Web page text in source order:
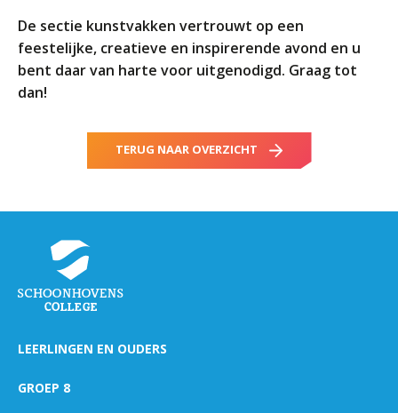
De sectie kunstvakken vertrouwt op een
feestelijke, creatieve en inspirerende avond en u
bent daar van harte voor uitgenodigd. Graag tot
dan!
TERUG NAAR OVERZICHT
LEERLINGEN EN OUDERS
GROEP 8